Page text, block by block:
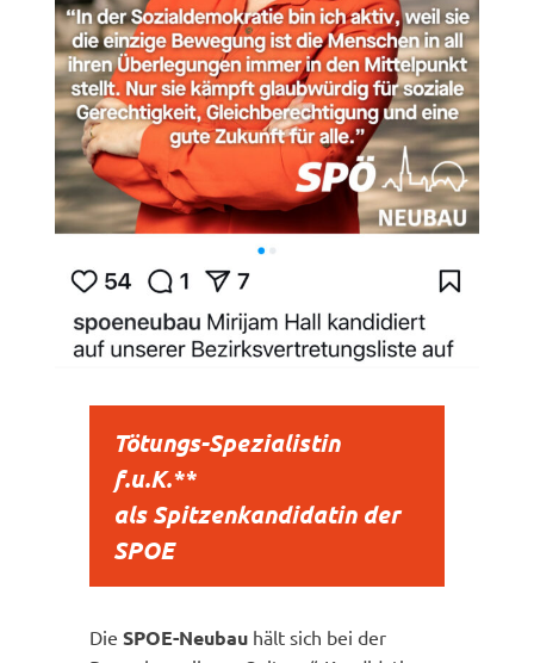
Tötungs-Spezialistin
f.u.K.**
als Spitzenkandidatin der
SPOE
Die SPOE-Neubauhält sich bei der